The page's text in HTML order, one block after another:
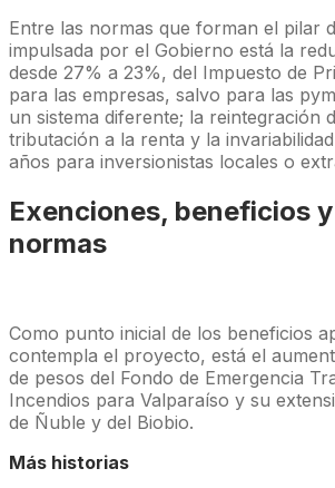
Entre las normas que forman el pilar
impulsada por el Gobierno está la
desde 27% a 23%, del Impuesto de
para las empresas, salvo para las
un sistema diferente; la reintegración
tributación a la renta y la
años para inversionistas locales o
Exenciones, beneficios
normas
Como punto inicial de los beneficios
contempla el proyecto, está el
de pesos del Fondo de Emergencia
Incendios para Valparaíso y su
de Ñuble y del Biobio.
Más historias